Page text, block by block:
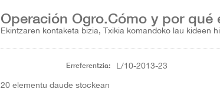
Operación Ogro.Cómo y por
Ekintzaren kontaketa bizia, Txikia komandoko lau kideen
Erreferentzia: L/10-2013-23
20 elementu daude stockean